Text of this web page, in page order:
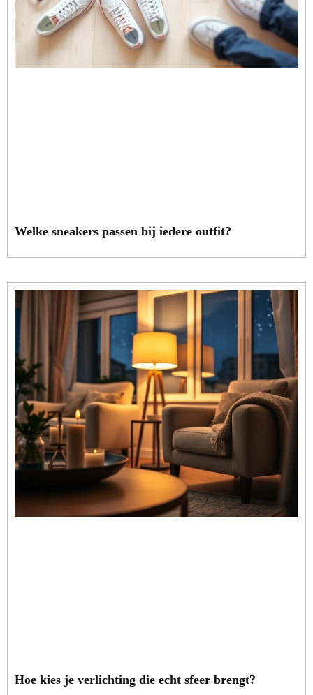
Welke sneakers passen bij iedere outfit?
Hoe kies je verlichting die echt sfeer brengt?